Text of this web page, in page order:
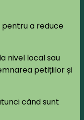
pentru a reduce
nivel local sau
petițiilor și
când sunt